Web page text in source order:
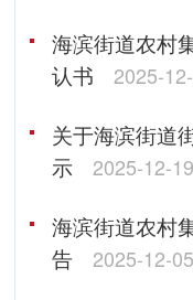
海滨街道农村
认书
2025-
关于海滨街道
示
2025-12-19
海滨街道农村
告
2025-12-05